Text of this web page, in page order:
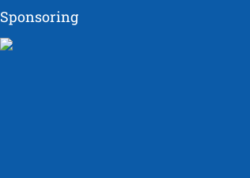
Sponsoring